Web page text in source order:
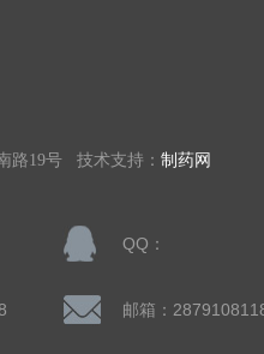
路19号 技术支持： 制药网
QQ：
邮箱：